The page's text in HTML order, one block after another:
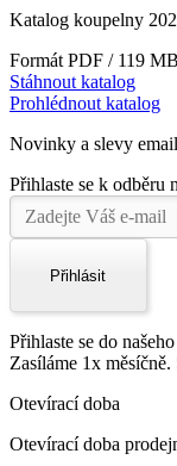
Katalog koupelny
Formát PDF / 119 MB
Stáhnout katalog
Prohlédnout katalog
Novinky a slevy
Přihlaste se k odběru
Přihlásit
Přihlaste se do
Zasíláme 1x měsíčně.
Otevírací doba
Otevírací doba